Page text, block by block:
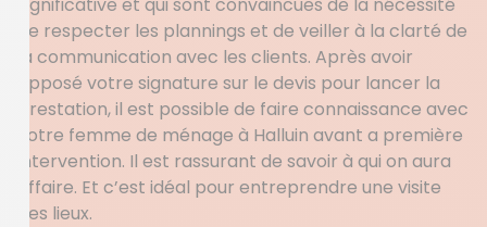
de respecter les plannings et de veiller à la clarté de
la communication avec les clients. Après avoir
apposé votre signature sur le devis pour lancer la
prestation, il est possible de faire connaissance avec
votre femme de ménage à Halluin avant a première
intervention. Il est rassurant de savoir à qui on aura
affaire. Et c’est idéal pour entreprendre une visite
des lieux.